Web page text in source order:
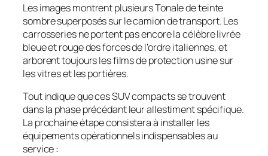
Les images montrent plusieurs Tonale de teinte
sombre superposés sur le camion de transport. Les
carrosseries ne portent pas encore la célèbre livrée
bleue et rouge des forces de l’ordre italiennes, et
arborent toujours les films de protection usine sur
les vitres et les portières.
Tout indique que ces SUV compacts se trouvent
dans la phase précédant leur allestiment spécifique.
La prochaine étape consistera à installer les
équipements opérationnels indispensables au
service :